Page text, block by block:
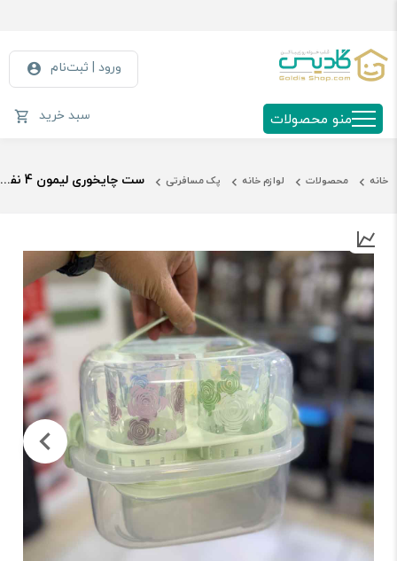
ورود | ثبت‌نام
سبد خرید منو محصولات
خانه محصولات لوازم خانه پک مسافرتی ست چایخوری لیمون 4 نفره الوان کد2441